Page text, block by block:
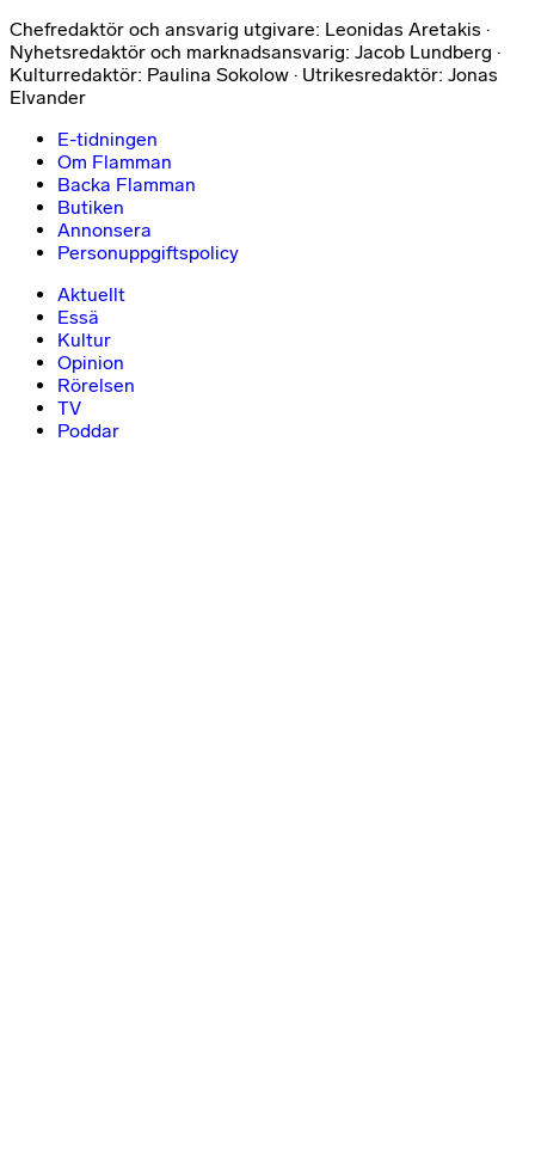
Chefredaktör och ansvarig utgivare: Leonidas Aretakis ·
Nyhetsredaktör och marknadsansvarig: Jacob Lundberg ·
Kulturredaktör: Paulina Sokolow · Utrikesredaktör: Jonas
Elvander
E-tidningen
Om Flamman
Backa Flamman
Butiken
Annonsera
Personuppgiftspolicy
Aktuellt
Essä
Kultur
Opinion
Rörelsen
TV
Poddar